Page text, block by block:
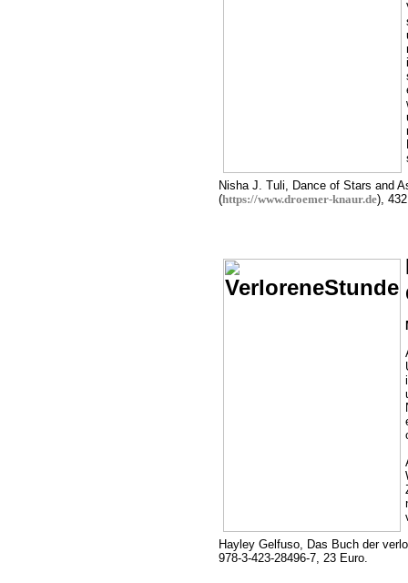
Nisha J. Tuli, Dance of Stars and
(https://www.droemer-knaur.de),
Hayley Gelfuso, Das Buch der
978-3-423-28496-7, 23 Euro.